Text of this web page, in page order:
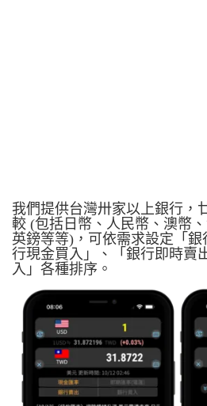
我們提供台灣卅家以上銀行，
較 (包括日幣、人民幣、澳幣
英鎊等等)，可依需求設定「
行現金買入」、「銀行即時賣
入」各種排序。